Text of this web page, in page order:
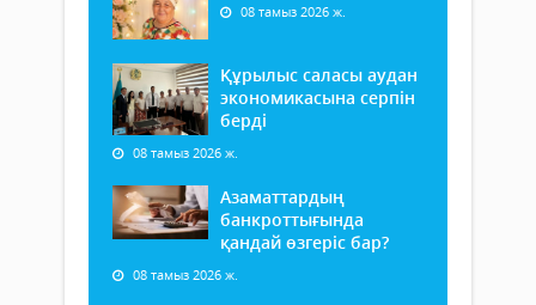
08 тамыз 2026 ж.
Құрылыс саласы аудан
экономикасына серпін
берді
08 тамыз 2026 ж.
Азаматтардың
банкроттығында
қандай өзгеріс бар?
08 тамыз 2026 ж.